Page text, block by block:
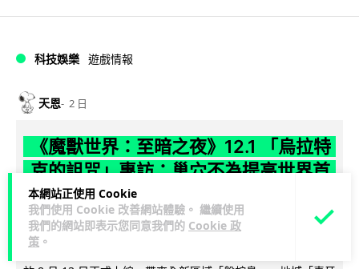
本網站正使用 Cookie
我們使用 Cookie 改善網站體驗。 繼續使用
我們的網站即表示您同意我們的 Cookie 政
策 。
科技娛樂 遊戲情報
天恩 2 日
《魔獸世界：至暗之夜》12.1 「烏拉特
克的詛咒」專訪：巢穴不為提高世界首
領門檻而設 《諸王之眠》縮短約 10 分
鐘